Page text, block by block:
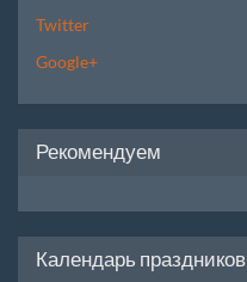
Twitter
Google+
Рекомендуем
Календарь праздников